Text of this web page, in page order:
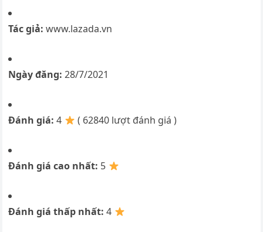
Tác giả:www.lazada.vn
Ngày đăng:28/7/2021
Đánh giá:4 ( 62840 lượt đánh giá )
Đánh giá cao nhất: 5
Đánh giá thấp nhất:4